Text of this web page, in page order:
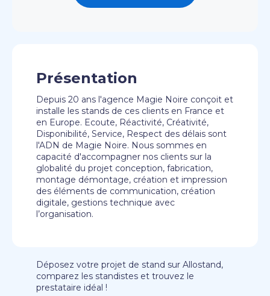
Présentation
Depuis 20 ans l'agence Magie Noire conçoit et
installe les stands de ces clients en France et
en Europe. Ecoute, Réactivité, Créativité,
Disponibilité, Service, Respect des délais sont
l'ADN de Magie Noire. Nous sommes en
capacité d'accompagner nos clients sur la
globalité du projet conception, fabrication,
montage démontage, création et impression
des éléments de communication, création
digitale, gestions technique avec
l’organisation.
Déposez votre projet de stand sur Allostand,
comparez les standistes et trouvez le
prestataire idéal !